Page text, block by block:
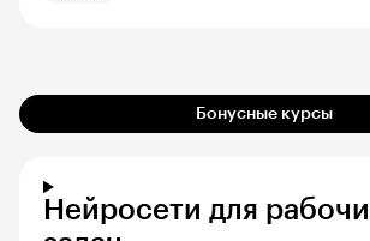
Бонусные курсы
Нейросети для